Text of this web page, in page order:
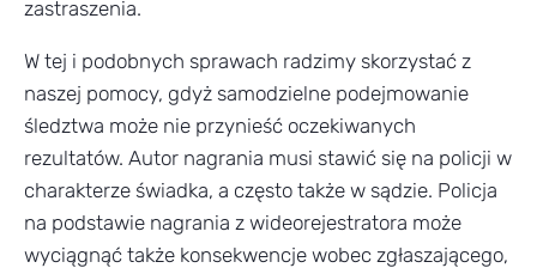
zastraszenia.
W tej i podobnych sprawach radzimy skorzystać z
naszej pomocy, gdyż samodzielne podejmowanie
śledztwa może nie przynieść oczekiwanych
rezultatów. Autor nagrania musi stawić się na policji w
charakterze świadka, a często także w sądzie. Policja
na podstawie nagrania z wideorejestratora może
wyciągnąć także konsekwencje wobec zgłaszającego,